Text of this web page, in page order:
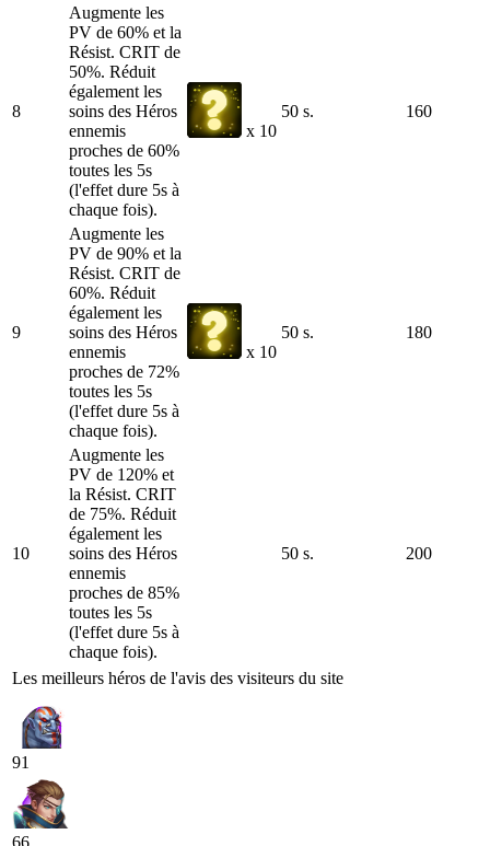
8
Augmente les
PV de 60% et la
Résist. CRIT de
50%. Réduit
également les
soins des Héros
ennemis
proches de 60%
toutes les 5s
(l'effet dure 5s à
chaque fois).
x 10
50 s. 160
9
Augmente les
PV de 90% et la
Résist. CRIT de
60%. Réduit
également les
soins des Héros
ennemis
proches de 72%
toutes les 5s
(l'effet dure 5s à
chaque fois).
x 10
50 s. 180
10
Augmente les
PV de 120% et
la Résist. CRIT
de 75%. Réduit
également les
soins des Héros
ennemis
proches de 85%
toutes les 5s
(l'effet dure 5s à
chaque fois).
50 s. 200
Les meilleurs héros de l'avis des visiteurs du site
91
66